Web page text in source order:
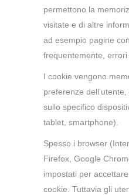
permettono la
visitate e di altre
ad esempio pagine
frequentemente, errori
I cookie vengono
preferenze
sullo specifico
tablet, smartphone).
Spesso i browser
Firefox, Google
impostati per
cookie. Tuttavia gli